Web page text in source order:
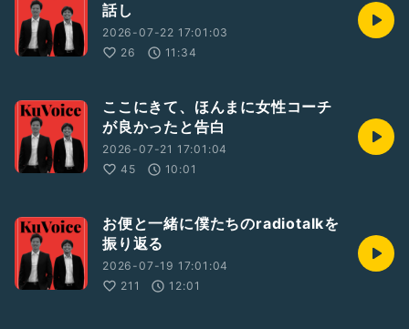
話し
2026-07-22 17:01:03
26
11:34
ここにきて、ほんまに女性コーチ
が良かったと告白
2026-07-21 17:01:04
45
10:01
お便と一緒に僕たちのradiotalkを
振り返る
2026-07-19 17:01:04
211
12:01